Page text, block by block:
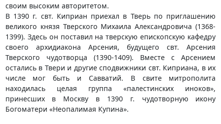
своим высоким авторитетом.
В 1390 г. свт. Киприан приехал в Тверь по приглашению
великого князя Тверского Михаила Александровича (1368-
1399). Здесь он поставил на тверскую епископскую кафедру
своего архидиакона Арсения, будущего свт. Арсения
Тверского чудотворца (1390-1409). Вместе с Арсением
остались в Твери и другие сподвижники свт. Киприана, в их
числе мог быть и Савватий. В свите митрополита
находилась целая группа «палестинских иноков»,
принесших в Москву в 1390 г. чудотворную икону
Богоматери «Неопалимая Купина».